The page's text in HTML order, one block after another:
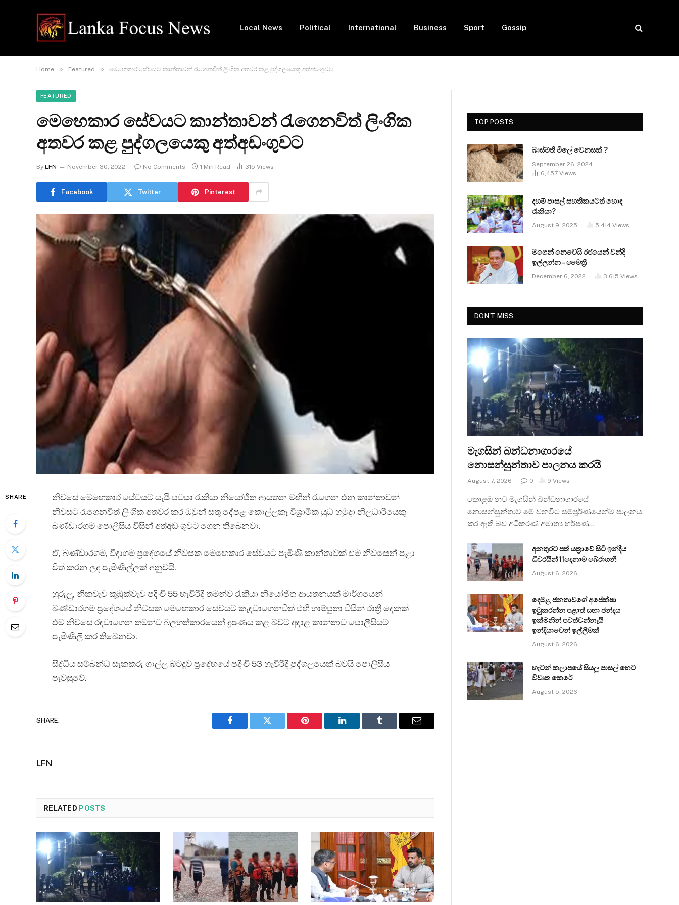
Local News Political International Business Sport Gossip
Home » Featured » මෙහෙකාර සේවයට කාන්තාවන් රැගෙනවිත් ලිංගික අතවර කළ පුද්ගලයෙකු අත්අඩංගුවට
FEATURED
මෙහෙකාර සේවයට කාන්තාවන් රැගෙනවිත් ලිංගික
අතවර කළ පුද්ගලයෙකු අත්අඩංගුවට
By LFN November 30, 2022 No Comments 1 Min Read 315 Views
Facebook Twitter Pinterest
SHARE
නිවසේ මෙහෙකාර සේවයට යැයි පවසා රැකියා නියෝජිත ආයතන මඟින් රැගෙන එන කාන්තාවන්
නිවසට රැගෙනවිත් ලිංගික අතවර කර ඔවුන් සතු දේපළ කොල්ලකෑ විශ්‍රාමික යුධ හමුදා නිලධාරියෙකු
බණ්ඩාරගම පොලීසිය විසින් අත්අඩංගුවට ගෙන තිබෙනවා.
ඒ, බණ්ඩාරගම, වීදාගම ප්‍රදේශයේ නිවසක මෙහෙකාර සේවයට පැමිණි කාන්තාවක් එම නිවසෙන් පළා
විත් කරන ලද පැමිණිල්ලක් අනුවයි.
හුරුලු, නිකවැව කුඹුක්වැව පදිංචි 55 හැවිරිදි තමන්ව රැකියා නියෝජිත ආයතනයක් මාර්ගයෙන්
බණ්ඩාරගම ප්‍රදේශයේ නිවසක මෙහෙකාර සේවයට කැඳවාගෙනවිත් එහි හාම්පුතා විසින් රාත්‍රී දෙකක්
එම නිවසේ රඳවාගෙන තමන්ව බලහත්කාරයෙන් දූෂණය කළ බවට අදාළ කාන්තාව පොලීසියට
පැමිණිලි කර තිබෙනවා.
සිද්ධිය සම්බන්ධ සැකකරු ගාල්ල බටදූව ප්‍රදේහයේ පදිංචි 53 හැවිරිදි පුද්ගලයෙක් බවයි පොලීසිය
පැවසුවේ.
SHARE.
Facebook Twitter Pinterest LinkedIn Tumblr Email
LFN
RELATED POSTS
TOP POSTS
බාස්මතී මිලේ වෙනසක් ?
September 26, 2024
6,457 Views
දහම් පාසල් සහතිකයටත් හොඳ
රැකියා?
August 9, 2025 5,414 Views
මගෙන් නෙවෙයි රජයෙන් වන්දි
ඉල්ලන්න – මෛත්‍රී
December 6, 2022 3,615 Views
DON'T MISS
මැගසින් බන්ධනාගාරයේ
නොසන්සුන්තාව පාලනය කරයි
August 7, 2026 0 9 Views
කොළඹ නව මැගසින් බන්ධනාගාරයේ
නොසන්සුන්තාව මේ වනවිට සම්පූර්ණයෙන්ම පාලනය
කර ඇති බව අධිකරණ අමාත්‍ය හර්ෂණ…
අනතුරට පත් යත්‍රාවේ සිටි ඉන්දීය
ධීවරයින් 11දෙනාම බේරාගනී
August 6, 2026
දෙමළ ජනතාවගේ අපේක්ෂා
ඉටුකරන්න පළාත් සභා ඡන්දය
ඉක්මනින් පවත්වන්නැයි
ඉන්දියාවෙන් ඉල්ලීමක්
August 6, 2026
හැටන් කලාපයේ සියලු පාසල් හෙට
විවෘත කෙරේ
August 5, 2026